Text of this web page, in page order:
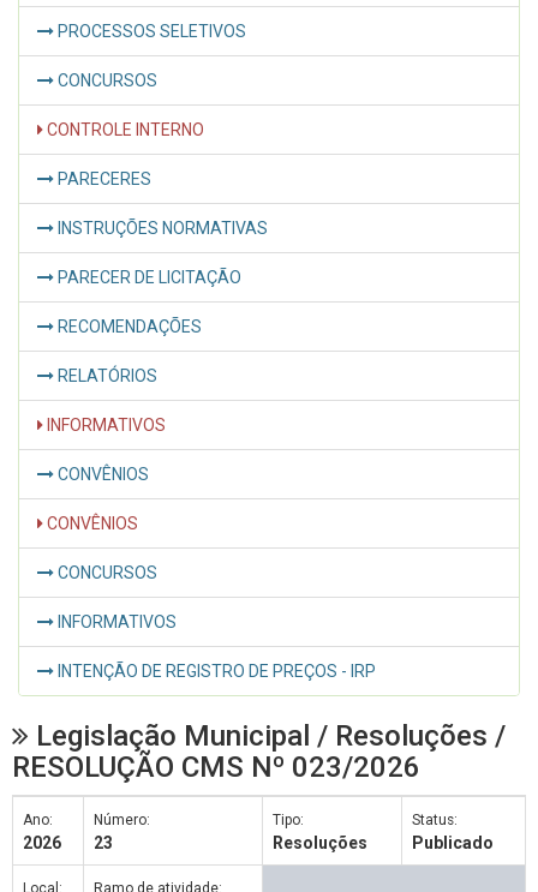
PROCESSOS SELETIVOS
CONCURSOS
CONTROLE INTERNO
PARECERES
INSTRUÇÕES NORMATIVAS
PARECER DE LICITAÇÃO
RECOMENDAÇÕES
RELATÓRIOS
INFORMATIVOS
CONVÊNIOS
CONVÊNIOS
CONCURSOS
INFORMATIVOS
INTENÇÃO DE REGISTRO DE PREÇOS - IRP
Legislação Municipal / Resoluções /
RESOLUÇÃO CMS Nº 023/2026
Ano:
2026
Número:
23
Tipo:
Resoluções
Status:
Publicado
Local: Ramo de atividade: